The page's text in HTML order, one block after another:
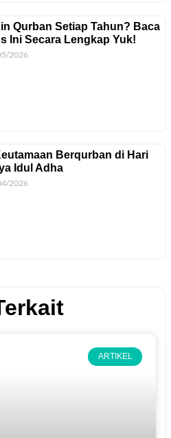
Qurban Setiap Tahun? Baca
Ini Secara Lengkap Yuk!
2026
Berqurban di Hari
Idul Adha
2026
ARTIKEL